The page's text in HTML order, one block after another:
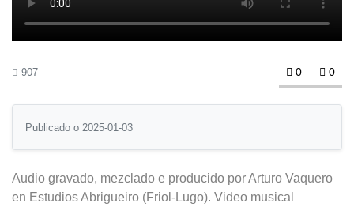
907 0 0
Publicado o 2025-01-03
Audio gravado, mezclado e producido por Arturo Vaquero
en Estudios Abrigueiro (Friol-Lugo). Video musical